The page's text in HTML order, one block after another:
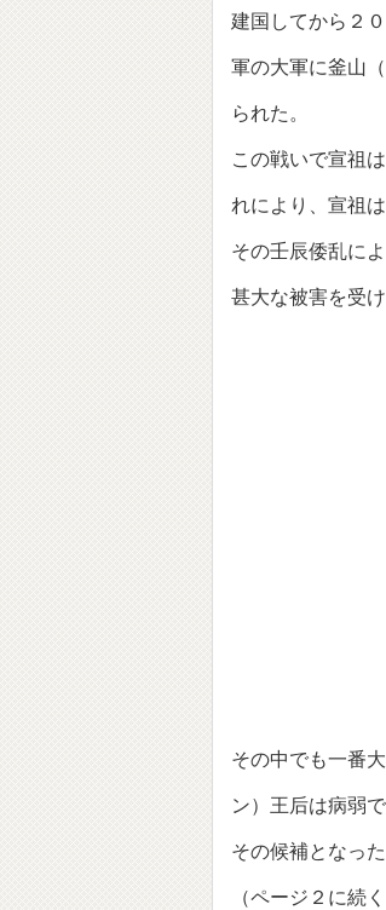
建国してから２
軍の大軍に釜山
られた。
この戦いで宣祖
れにより、宣祖
その壬辰倭乱に
甚大な被害を受
その中でも一番
ン）王后は病弱
その候補となっ
（ページ２に続く